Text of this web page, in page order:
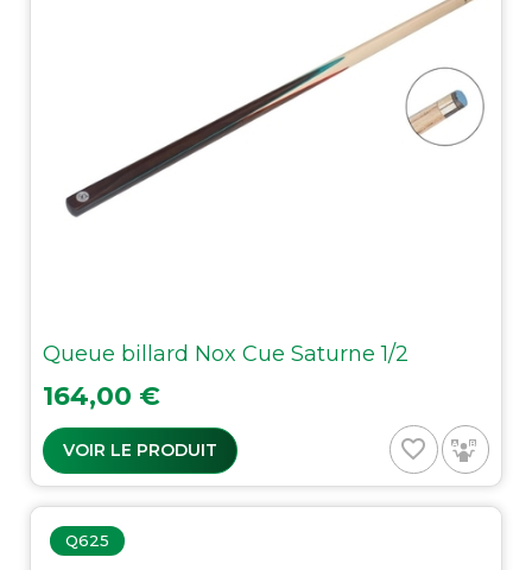
Queue billard Nox Cue Saturne 1/2
Prix
164,00 €
VOIR LE PRODUIT favorite_border
Q625